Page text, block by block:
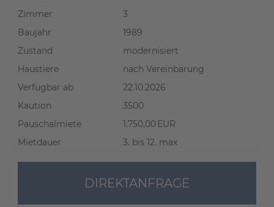
Zimmer
3
Baujahr
1989
Zustand
modernisiert
Haustiere
nach Vereinbarung
Verfügbar ab
22.10.2026
Kaution
3500
Pauschalmiete
1.750,00 EUR
Mietdauer
3. bis 12. max
DIREKTANFRAGE